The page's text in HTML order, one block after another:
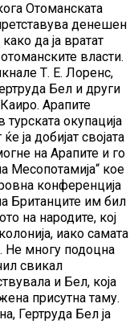
Отоманската
денешен
да ја вратат
власти.
Т. Е. Лоренс,
Бел и други
Арапите
окупација
ја добијат својата
на Арапите и го
Месопотамија“ кое
конференција
Британците им бил
на народите, кој
иако самата
Не многу подоцна
свикал
и Бел, која
присутна таму.
Гертруда Бел ја